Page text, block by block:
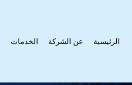
الرئيسية عن الشركة الخدمات